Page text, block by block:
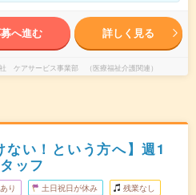
へ進む 詳しく見る
ケアサービス事業部 （医療福祉介護関連）
ない！という方へ】週1
ッフ
り 土日祝日が休み 残業なし